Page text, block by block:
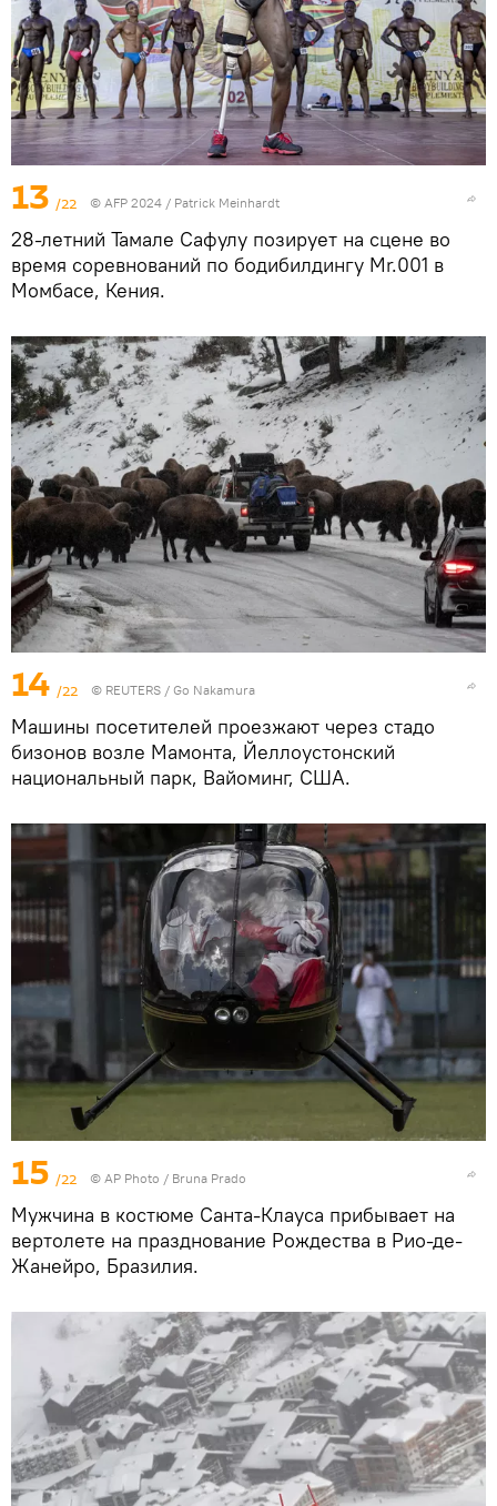
13 /22 © AFP 2024 / Patrick Meinhardt
28-летний Тамале Сафулу позирует на сцене во
время соревнований по бодибилдингу Mr.001 в
Момбасе, Кения.
14 /22 © REUTERS / Go Nakamura
Машины посетителей проезжают через стадо
бизонов возле Мамонта, Йеллоустонский
национальный парк, Вайоминг, США.
15 /22 © AP Photo / Bruna Prado
Мужчина в костюме Санта-Клауса прибывает на
вертолете на празднование Рождества в Рио-де-
Жанейро, Бразилия.